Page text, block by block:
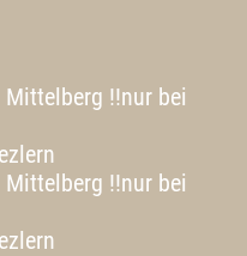
!!nur bei
!!nur bei